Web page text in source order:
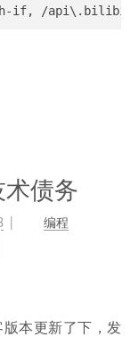
if, /
术债务
编程
版本更新了下，发